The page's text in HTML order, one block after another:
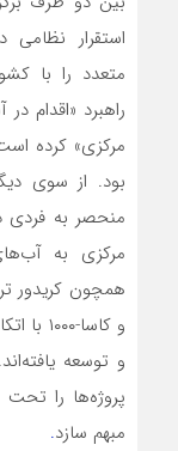
استقرار
متعدد را با
راهبرد «اقدام
مرکزی» کرده
بود. از سوی
منحصر به فردی
مرکزی به
همچون کریدور
و
و توسعه
پروژه‌ها را تحت
مبهم سازد.